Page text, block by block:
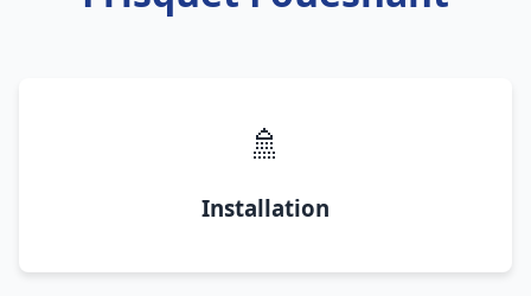
🚿
Installation